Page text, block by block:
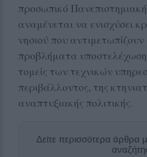
προσωπικό
αναμένεται να ενισχύσει
νησιού που
προβλήματα
τομείς των τεχνικών
περιβάλλοντος, της
αναπτυξιακής πολιτικής.
Δείτε περισσότερα άρθρα